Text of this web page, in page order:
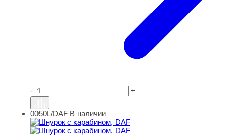
- +
Шнурок с карабином, DAF
0050L/DAF В наличии